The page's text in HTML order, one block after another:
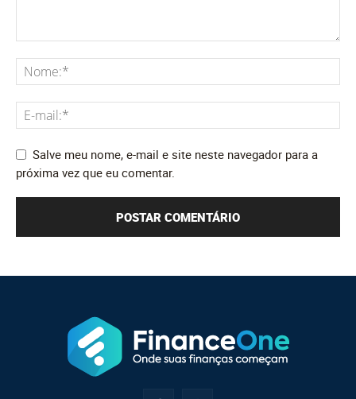
Salve meu nome, e-mail e site neste navegador para a
próxima vez que eu comentar.